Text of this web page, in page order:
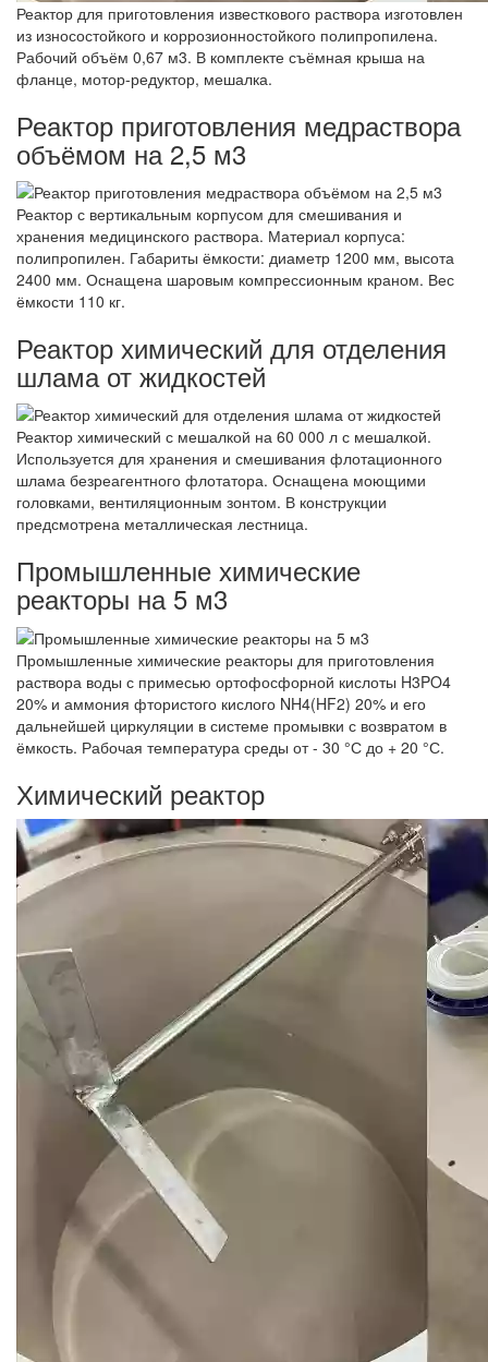
Реактор для приготовления известкового раствора изготовлен
из износостойкого и коррозионностойкого полипропилена.
Рабочий объём 0,67 м3. В комплекте съёмная крыша на
фланце, мотор-редуктор, мешалка.
Реактор приготовления медраствора
объёмом на 2,5 м3
Реактор с вертикальным корпусом для смешивания и
хранения медицинского раствора. Материал корпуса:
полипропилен. Габариты ёмкости: диаметр 1200 мм, высота
2400 мм. Оснащена шаровым компрессионным краном. Вес
ёмкости 110 кг.
Реактор химический для отделения
шлама от жидкостей
Реактор химический с мешалкой на 60 000 л с мешалкой.
Используется для хранения и смешивания флотационного
шлама безреагентного флотатора. Оснащена моющими
головками, вентиляционным зонтом. В конструкции
предсмотрена металлическая лестница.
Промышленные химические
реакторы на 5 м3
Промышленные химические реакторы для приготовления
раствора воды с примесью ортофосфорной кислоты H3PO4
20% и аммония фтористого кислого NH4(HF2) 20% и его
дальнейшей циркуляции в системе промывки с возвратом в
ёмкость. Рабочая температура среды от - 30 °С до + 20 °С.
Химический реактор